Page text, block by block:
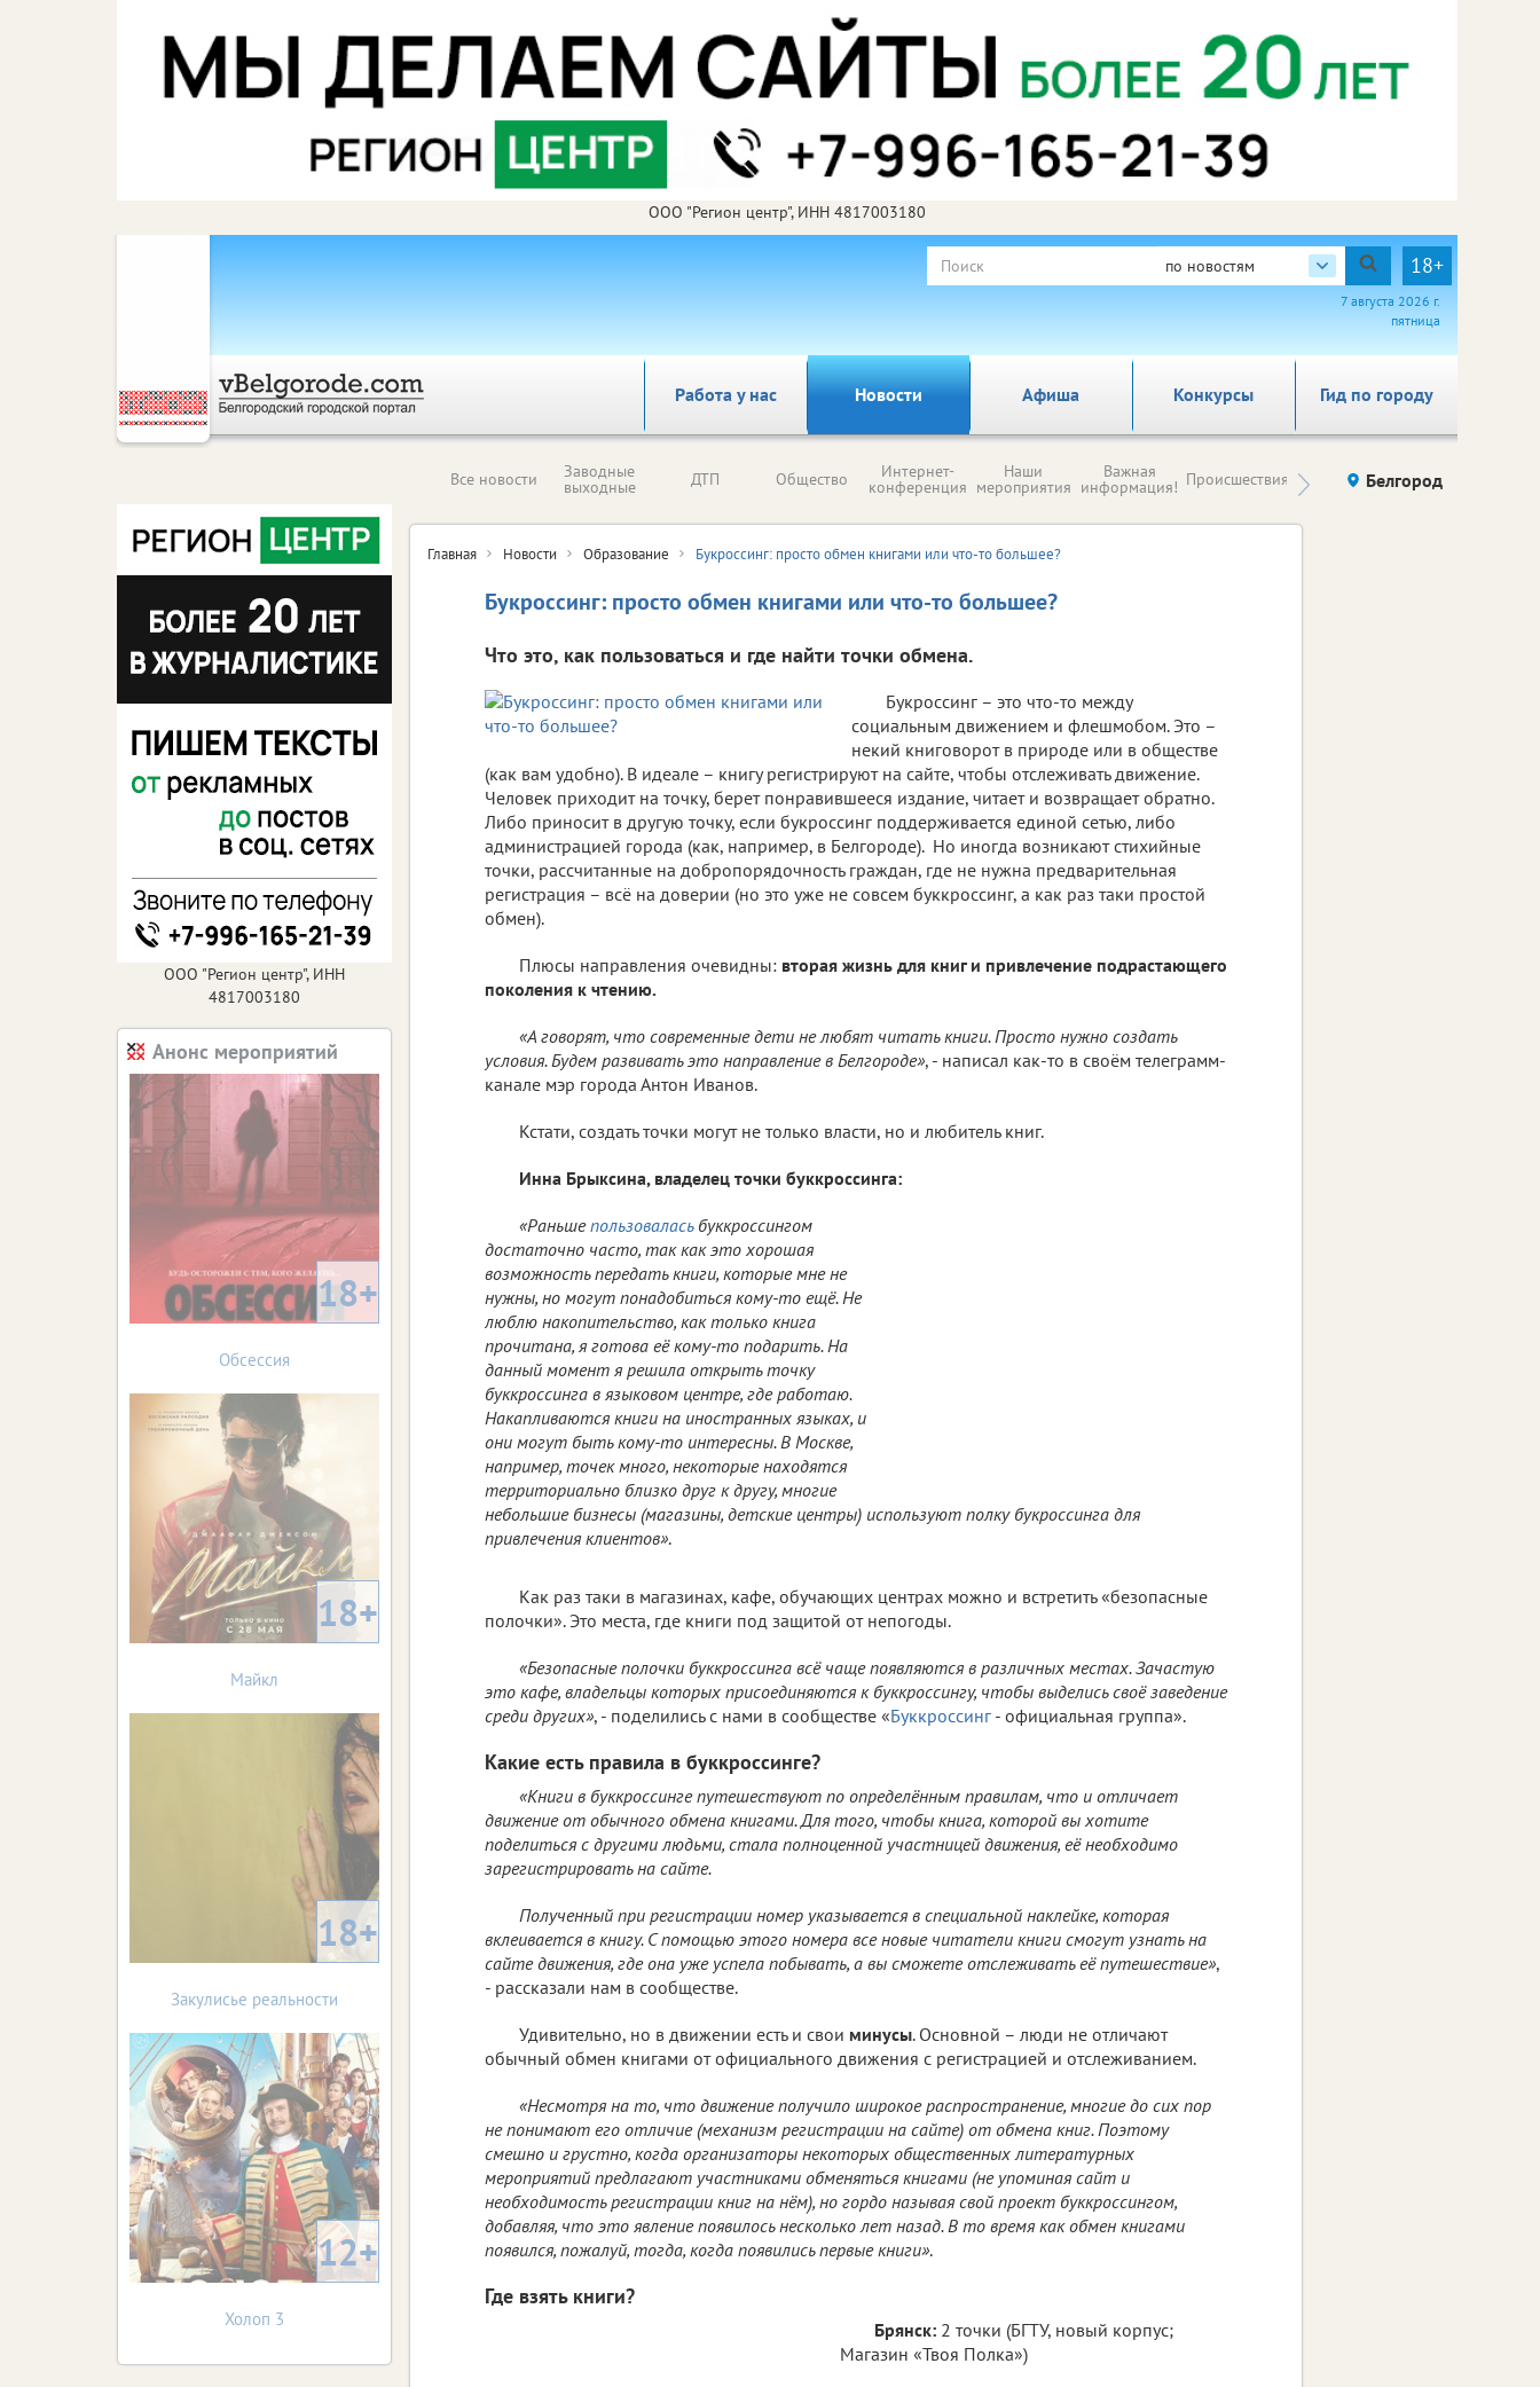
ООО "Регион центр", ИНН 4817003180
по новостям 18+
7 августа 2026 г.
пятница
Работа у нас Новости Афиша Гид по городу
Конкурсы
Все новости Заводные
выходные ДТП Общество Интернет-
конференция
Наши
мероприятия
Важная
информация! Происшествия Здоровье компаний (на
правах
Белгород
Главная Новости Образование Букроссинг: просто обмен книгами или что-то большее?
Букроссинг: просто обмен книгами или что-то большее?
Что это, как пользоваться и где найти точки обмена.
Букроссинг – это что-то между
социальным движением и флешмобом. Это –
некий книговорот в природе или в обществе
(как вам удобно). В идеале – книгу регистрируют на сайте, чтобы отслеживать движение.
Человек приходит на точку, берет понравившееся издание, читает и возвращает обратно.
Либо приносит в другую точку, если букроссинг поддерживается единой сетью, либо
администрацией города (как, например, в Белгороде). Но иногда возникают стихийные
точки, рассчитанные на добропорядочность граждан, где не нужна предварительная
регистрация – всё на доверии (но это уже не совсем буккроссинг, а как раз таки простой
обмен).
Плюсы направления очевидны: вторая жизнь для книг и привлечение подрастающего
поколения к чтению.
«А говорят, что современные дети не любят читать книги. Просто нужно создать
условия. Будем развивать это направление в Белгороде», - написал как-то в своём телеграмм-
канале мэр города Антон Иванов.
Кстати, создать точки могут не только власти, но и любитель книг.
Инна Брыксина, владелец точки буккроссинга:
«Раньшепользоваласьбуккроссингом
достаточно часто, так как это хорошая
возможность передать книги, которые мне не
нужны, но могут понадобиться кому-то ещё. Не
люблю накопительство, как только книга
прочитана, я готова её кому-то подарить. На
данный момент я решила открыть точку
буккроссинга в языковом центре, где работаю.
Накапливаются книги на иностранных языках, и
они могут быть кому-то интересны. В Москве,
например, точек много, некоторые находятся
территориально близко друг к другу, многие
небольшие бизнесы (магазины, детские центры) используют полку букроссинга для
привлечения клиентов».
Как раз таки в магазинах, кафе, обучающих центрах можно и встретить «безопасные
полочки». Это места, где книги под защитой от непогоды.
«Безопасные полочки буккроссинга всё чаще появляются в различных местах. Зачастую
это кафе, владельцы которых присоединяются к буккроссингу, чтобы выделись своё заведение
среди других», - поделились с нами в сообществе «Буккроссинг - официальная группа».
Какие есть правила в буккроссинге?
«Книги в буккроссинге путешествуют по определённым правилам, что и отличает
движение от обычного обмена книгами. Для того, чтобы книга, которой вы хотите
поделиться с другими людьми, стала полноценной участницей движения, её необходимо
зарегистрировать на сайте.
Полученный при регистрации номер указывается в специальной наклейке, которая
вклеивается в книгу. С помощью этого номера все новые читатели книги смогут узнать на
сайте движения, где она уже успела побывать, а вы сможете отслеживать её путешествие»,
- рассказали нам в сообществе.
Удивительно, но в движении есть и свои минусы. Основной – люди не отличают
обычный обмен книгами от официального движения с регистрацией и отслеживанием.
«Несмотря на то, что движение получило широкое распространение, многие до сих пор
не понимают его отличие (механизм регистрации на сайте) от обмена книг. Поэтому
смешно и грустно, когда организаторы некоторых общественных литературных
мероприятий предлагают участниками обменяться книгами (не упоминая сайт и
необходимость регистрации книг на нём), но гордо называя свой проект буккроссингом,
добавляя, что это явление появилось несколько лет назад. В то время как обмен книгами
появился, пожалуй, тогда, когда появились первые книги».
Где взять книги?
Брянск: 2 точки (БГТУ, новый корпус;
Магазин «Твоя Полка»)
ООО "Регион центр", ИНН
4817003180
Анонс мероприятий
18+
Обсессия
18+
Майкл
18+
Закулисье реальности
12+
Холоп 3